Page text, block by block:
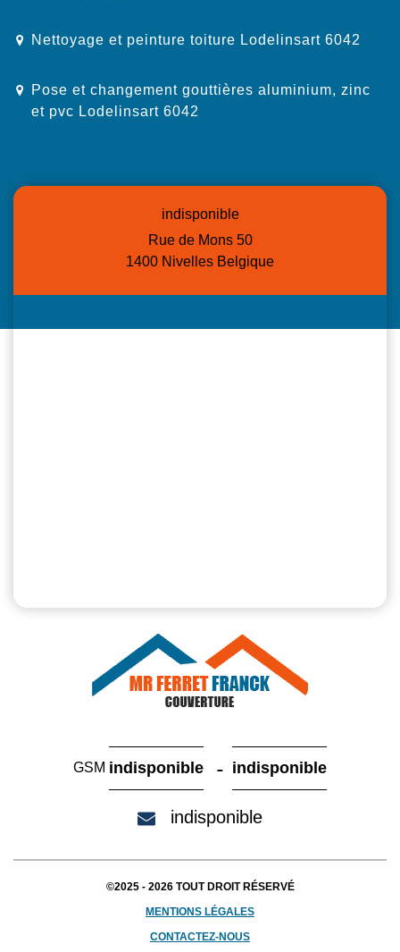
Nettoyage et peinture toiture Lodelinsart 6042
Pose et changement gouttières aluminium, zinc
et pvc Lodelinsart 6042
indisponible
Rue de Mons 50
1400 Nivelles Belgique
GSM indisponible - indisponible
indisponible
©2025 - 2026 TOUT DROIT RÉSERVÉ
MENTIONS LÉGALES
CONTACTEZ-NOUS